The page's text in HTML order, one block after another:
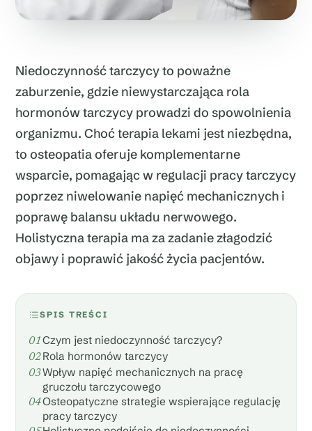
Niedoczynność tarczycy to poważne
zaburzenie, gdzie niewystarczająca rola
hormonów tarczycy prowadzi do spowolnienia
organizmu. Choć terapia lekami jest niezbędna,
to osteopatia oferuje komplementarne
wsparcie, pomagając w regulacji pracy tarczycy
poprzez niwelowanie napięć mechanicznych i
poprawę balansu układu nerwowego.
Holistyczna terapia ma za zadanie złagodzić
objawy i poprawić jakość życia pacjentów.
SPIS TREŚCI
Czym jest niedoczynność tarczycy?
Rola hormonów tarczycy
Wpływ napięć mechanicznych na pracę
gruczołu tarczycowego
Osteopatyczne strategie wspierające regulację
pracy tarczycy